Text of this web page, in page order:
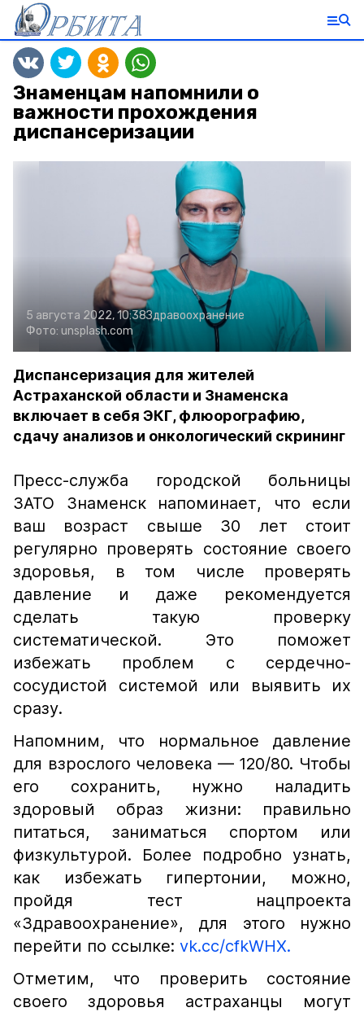
Знаменцам напомнили о
важности прохождения
диспансеризации
5 августа 2022, 10:38Здравоохранение
Фото: unsplash.com
Диспансеризация для жителей
Астраханской области и Знаменска
включает в себя ЭКГ, флюорографию,
сдачу анализов и онкологический скрининг
Пресс-служба городской больницы
ЗАТО Знаменск напоминает, что если
ваш возраст свыше 30 лет стоит
регулярно проверять состояние своего
здоровья, в том числе проверять
давление и даже рекомендуется
сделать такую проверку
систематической. Это поможет
избежать проблем с сердечно-
сосудистой системой или выявить их
сразу.
Напомним, что нормальное давление
для взрослого человека — 120/80. Чтобы
его сохранить, нужно наладить
здоровый образ жизни: правильно
питаться, заниматься спортом или
физкультурой. Более подробно узнать,
как избежать гипертонии, можно,
пройдя тест нацпроекта
«Здравоохранение», для этого нужно
перейти по ссылке: vk.cc/cfkWHX.
Отметим, что проверить состояние
своего здоровья астраханцы могут